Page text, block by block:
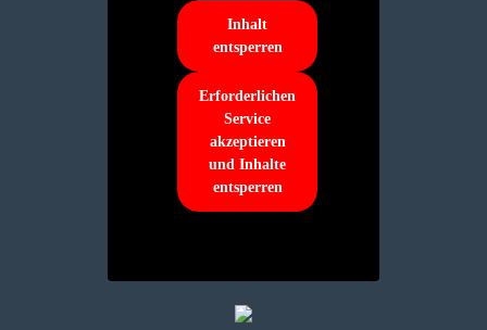
Inhalt
entsperren
Erforderlichen
Service
akzeptieren
und Inhalte
entsperren